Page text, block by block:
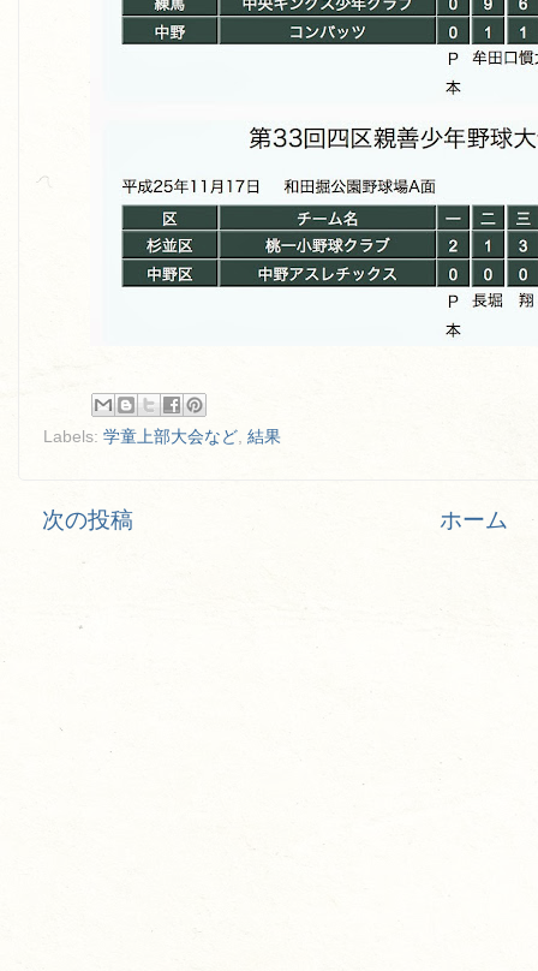
Labels: 学童上部大会など 結果
次の投稿 ホーム